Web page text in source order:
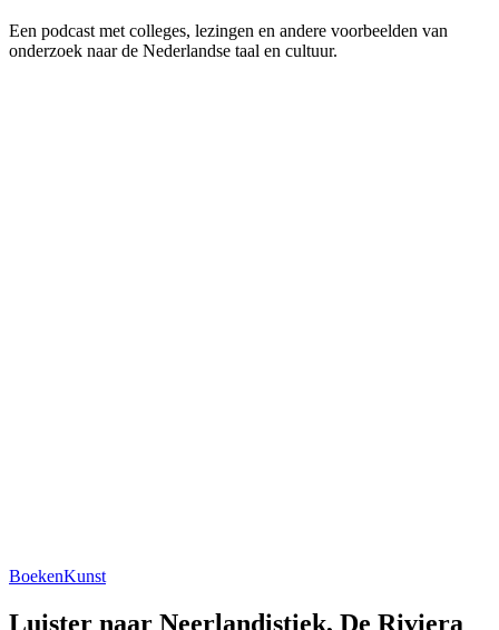
Een podcast met colleges, lezingen en andere voorbeelden van
onderzoek naar de Nederlandse taal en cultuur.
BoekenKunst
Luister naar Neerlandistiek, De Riviera